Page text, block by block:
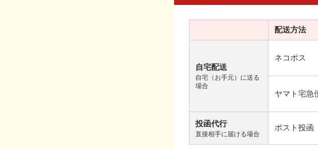
配送方法
自宅配送
自宅（お手元）に送る
場合
ネコポス
ヤマト宅急
投函代行
直接相手に届ける場合
ポスト投函